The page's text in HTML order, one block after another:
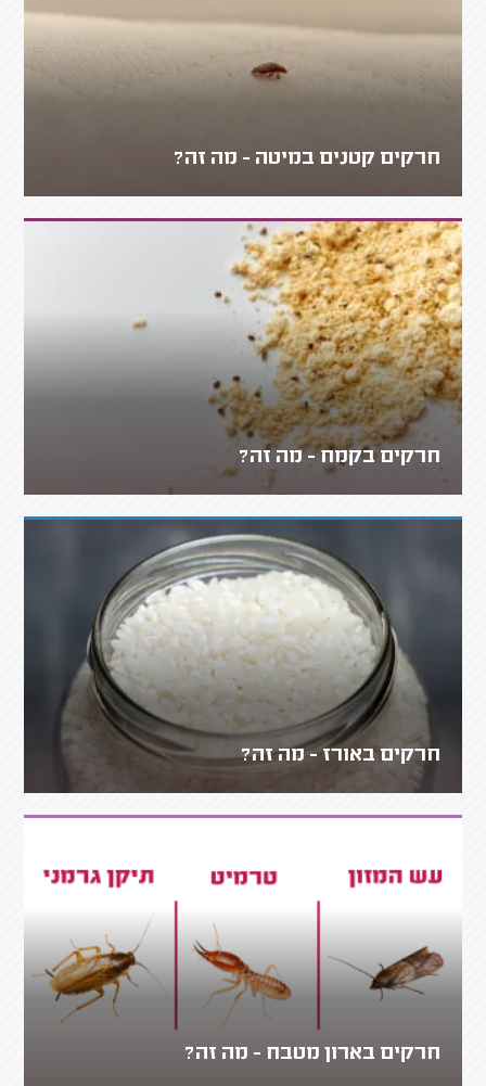
חרקים קטנים במיטה - מה זה?
חרקים בקמח - מה זה?
חרקים באורז - מה זה?
חרקים בארון מטבח - מה זה?